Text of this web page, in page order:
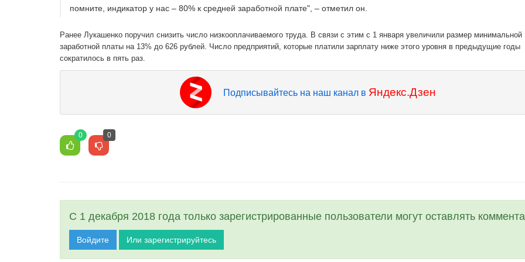
помните, индикатор у нас – 80% к средней заработной плате", – отметил он.
Ранее Лукашенко поручил снизить число низкооплачиваемого труда. В связи с этим с 1 января увеличили размер минимальной
заработной платы на 13% до 626 рублей. Число предприятий, которые платили зарплату ниже этого уровня в предыдущие годы
сократилось в пять раз.
Подписывайтесь на наш канал в Яндекс.Дзен
0 0
С 1 декабря 2018 года только зарегистрированные пользователи могут оставлять
Войдите Или зарегистрируйтесь